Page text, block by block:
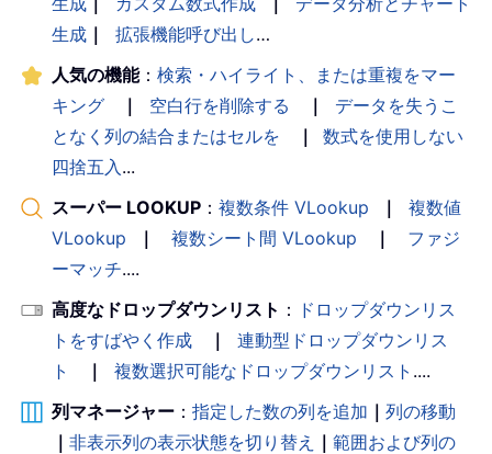
生成 ｜ 拡張機能呼び出し…
人気の機能： 検索・ハイライト、または重複をマー
キング
｜ 空白行を削除する ｜
データを失うこ
となく列の結合またはセルを
｜
数式を使用しない
四捨五入 ...
スーパー LOOKUP ： 複数条件 VLookup ｜
複数値
VLookup
｜ 複数シート間 VLookup ｜
ファジ
ーマッチ....
高度なドロップダウンリスト ： ドロップダウンリス
トをすばやく作成
｜
連動型ドロップダウンリス
ト
｜ 複数選択可能なドロップダウンリスト ....
列マネージャー ： 指定した数の列を追加 ｜ 列の移動
｜ 非表示列の表示状態を切り替え ｜ 範囲および列の